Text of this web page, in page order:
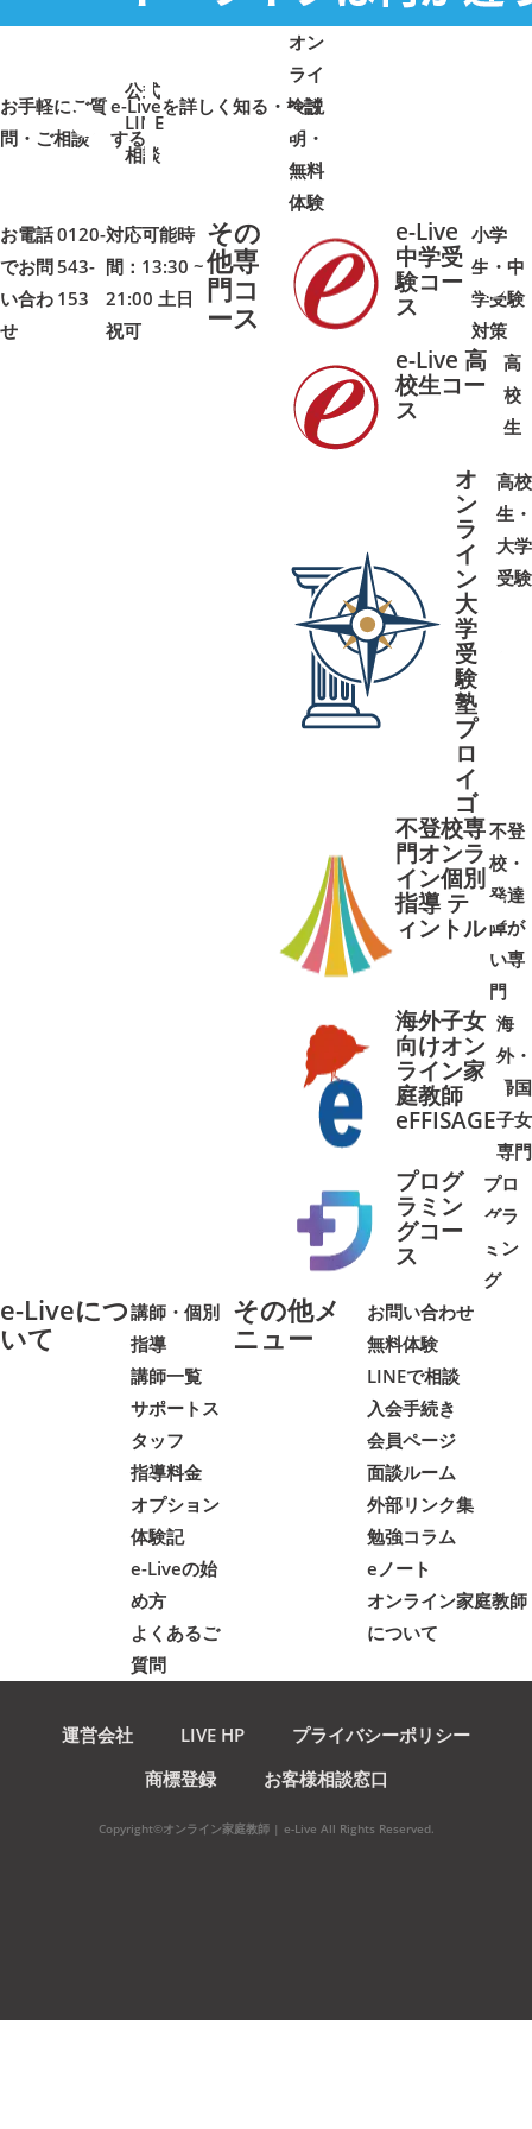
公式
LINE
相談
お手軽にご質
問・ご相談➜ ➜
オン
ライ
ン説
明・
無料
体験
e-Liveを詳しく知る・検討
する
➜➜
お電話
でお問
い合わ
せ
0120-
543-
153
対応可能時
間：13:30 ~
21:00 土日
祝可
その
他専
門コ
ース
e-Live
中学受
験コー
ス
小学
生・中
学受験
対策
➜➜
e-Live 高
校生コー
ス
高
校
生
➜➜
オ
ン
ラ
イ
ン
大
学
受
験
塾
プ
ロ
イ
ゴ
高校
生・
大学
受験
不登校専
門オンラ
イン個別
指導 テ
ィントル
不登
校・
発達
障が
い専
門
➜➜
海外子女
向けオン
ライン家
庭教師
eFFISAGE
海
外・
帰国
子女
専門
➜➜
プログ
ラミン
グコー
ス
プロ
グラ
ミン
グ
➜➜
e-Liveにつ
いて
講師・個別
指導
講師一覧
サポートス
タッフ
指導料金
オプション
体験記
e-Liveの始
め方
よくあるご
質問
その他メ
ニュー
お問い合わせ
無料体験
LINEで相談
入会手続き
会員ページ
面談ルーム
外部リンク集
勉強コラム
eノート
オンライン家庭教師
について
運営会社 LIVE HP
プライバシーポリシー
商標登録
お客様相談窓口
Copyright©オンライン家庭教師 | e-Live All Rights Reserved.